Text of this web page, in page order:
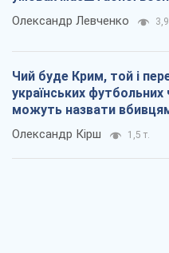
Олександр Левченко
Чий буде Крим, той і
українських футбольних
можуть назвати
Олександр Кірш 1,5 т.